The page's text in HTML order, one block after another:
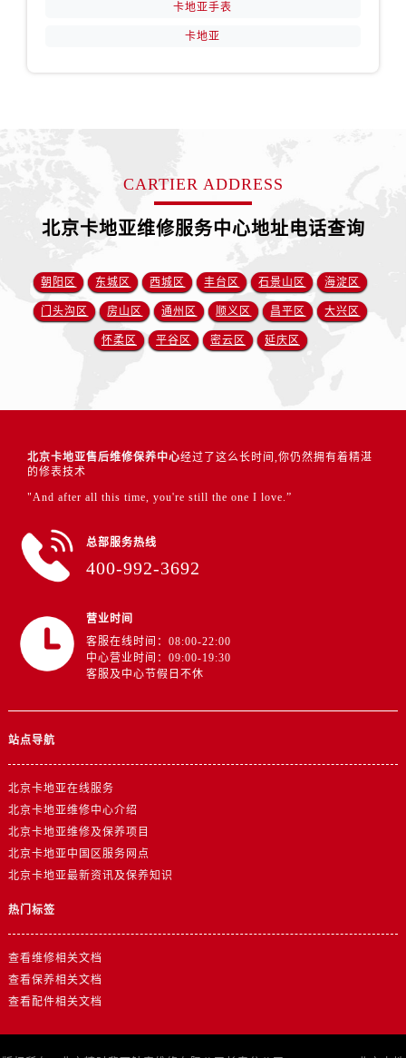
卡地亚手表
卡地亚
CARTIER ADDRESS
北京卡地亚维修服务中心地址电话查询
朝阳区 东城区 西城区 丰台区 石景山区 海淀区
门头沟区 房山区 通州区 顺义区 昌平区 大兴区
怀柔区 平谷区 密云区 延庆区
北京卡地亚售后维修保养中心经过了这么长时间,你仍然拥有着精湛
的修表技术
"And after all this time, you're still the one I love.”
总部服务热线
400-992-3692
营业时间
客服在线时间：08:00-22:00
中心营业时间：09:00-19:30
客服及中心节假日不休
站点导航
北京卡地亚在线服务
北京卡地亚维修中心介绍
北京卡地亚维修及保养项目
北京卡地亚中国区服务网点
北京卡地亚最新资讯及保养知识
热门标签
查看维修相关文档
查看保养相关文档
查看配件相关文档